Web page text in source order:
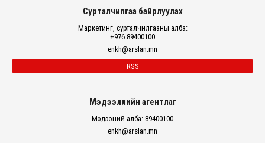
Сурталчилгаа байрлуулах
Маркетинг, сурталчилгааны алба:
+976 89400100
enkh@arslan.mn
RSS
Мэдээллийн агентлаг
Мэдээний алба: 89400100
enkh@arslan.mn